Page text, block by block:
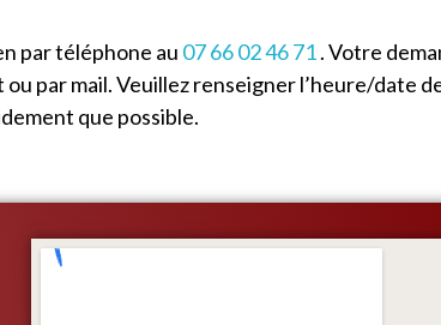
par téléphone au 07 66 02 46 71. Votre
par mail. Veuillez renseigner l’heure/date
que possible.